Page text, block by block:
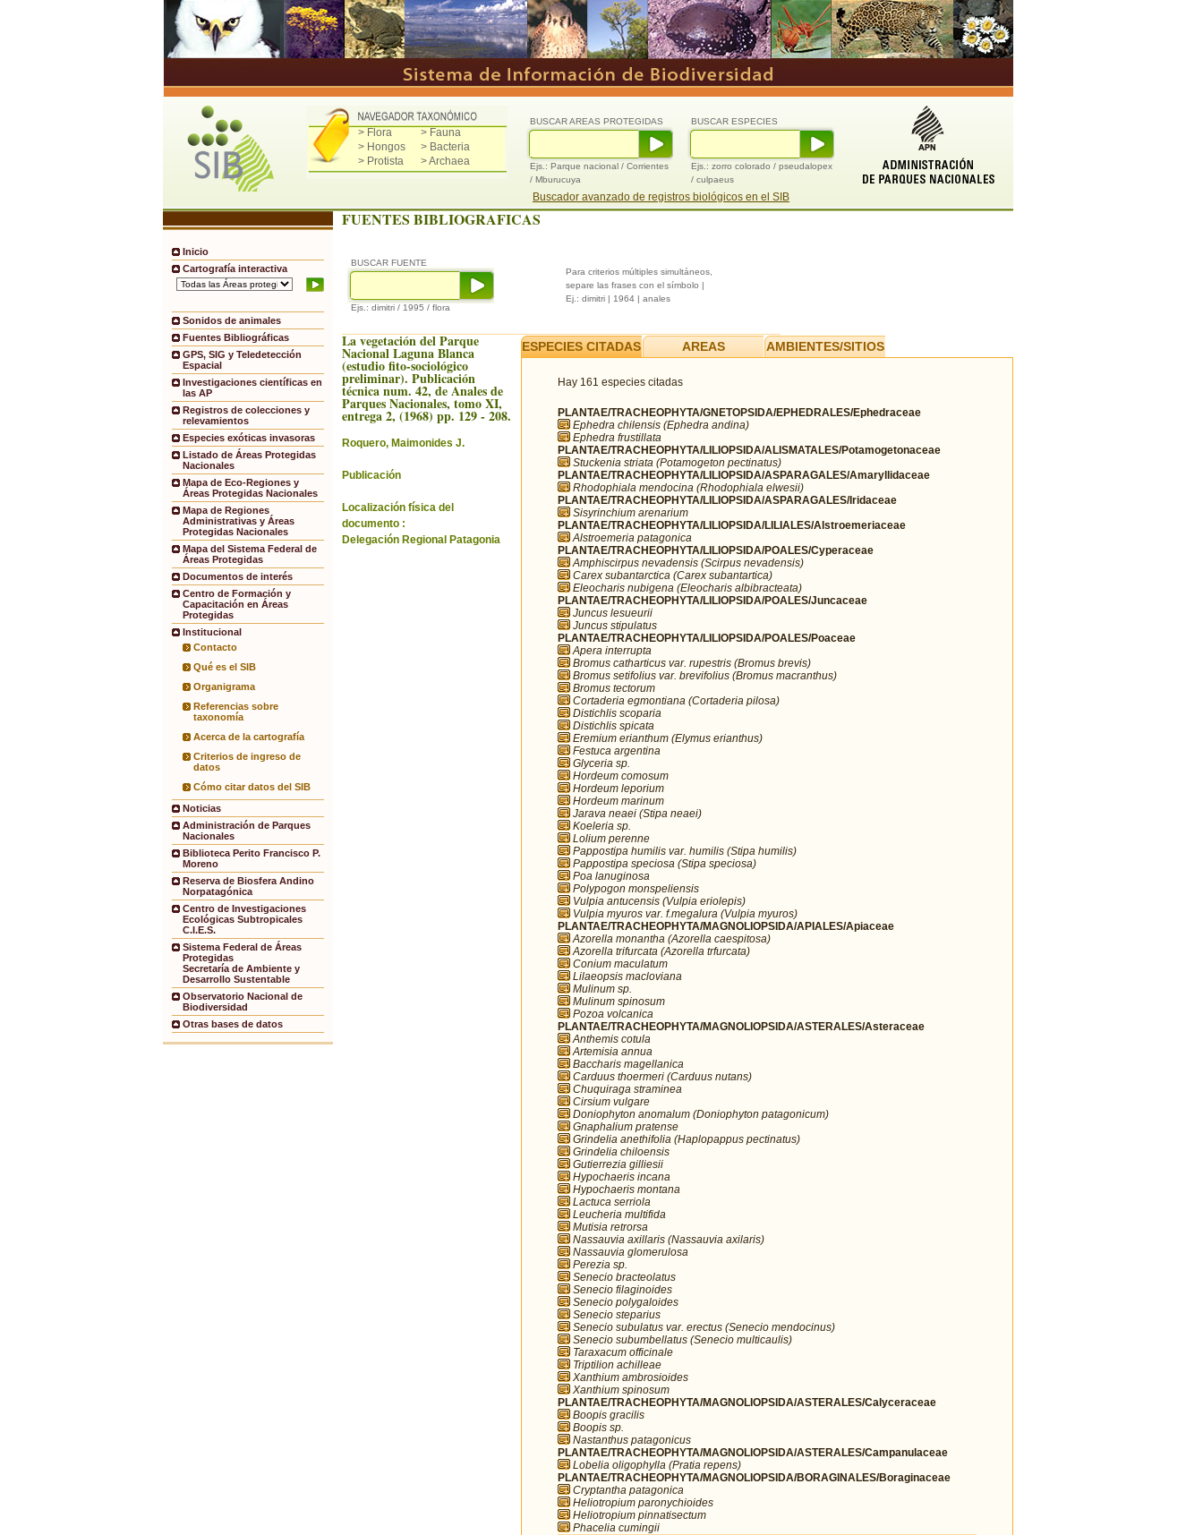
> Flora
> Fauna
> Hongos
> Bacteria
> Protista
> Archaea
BUSCAR ESPECIES
Ejs.: zorro colorado / pseudalopex
/ culpaeus
BUSCAR AREAS PROTEGIDAS
Ejs.: Parque nacional / Corrientes
/ Mburucuya
Buscador avanzado de registros biológicos en el SIB
Inicio
Cartografía interactiva
Sonidos de animales
Fuentes Bibliográficas
GPS, SIG y Teledetección
Espacial
Investigaciones científicas en
las AP
Registros de colecciones y
relevamientos
Especies exóticas invasoras
Listado de Áreas Protegidas
Nacionales
Mapa de Eco-Regiones y
Áreas Protegidas Nacionales
Mapa de Regiones
Administrativas y Áreas
Protegidas Nacionales
Mapa del Sistema Federal de
Áreas Protegidas
Documentos de interés
Centro de Formación y
Capacitación en Áreas
Protegidas
Institucional
Contacto
Qué es el SIB
Organigrama
Referencias sobre
taxonomía
Acerca de la cartografía
Criterios de ingreso de
datos
Cómo citar datos del SIB
Noticias
Administración de Parques
Nacionales
Biblioteca Perito Francisco P.
Moreno
Reserva de Biosfera Andino
Norpatagónica
Centro de Investigaciones
Ecológicas Subtropicales
C.I.E.S.
Sistema Federal de Áreas
Protegidas
Secretaría de Ambiente y
Desarrollo Sustentable
Observatorio Nacional de
Biodiversidad
Otras bases de datos
FUENTES BIBLIOGRAFICAS
BUSCAR FUENTE
Ejs.: dimitri / 1995 / flora
Para criterios múltiples simultáneos,
separe las frases con el símbolo |
Ej.: dimitri | 1964 | anales
La vegetación del Parque
Nacional Laguna Blanca
(estudio fito-sociológico
preliminar). Publicación
técnica num. 42, de Anales de
Parques Nacionales, tomo XI,
entrega 2, (1968) pp. 129 - 208.
Roquero, Maimonides J.
Publicación
Localización física del
documento :
Delegación Regional Patagonia
ESPECIES CITADAS AREAS AMBIENTES/SITIOS
Hay 161 especies citadas
PLANTAE/TRACHEOPHYTA/GNETOPSIDA/EPHEDRALES/Ephedraceae
Ephedra chilensis (Ephedra andina)
Ephedra frustillata
PLANTAE/TRACHEOPHYTA/LILIOPSIDA/ALISMATALES/Potamogetonaceae
Stuckenia striata (Potamogeton pectinatus)
PLANTAE/TRACHEOPHYTA/LILIOPSIDA/ASPARAGALES/Amaryllidaceae
Rhodophiala mendocina (Rhodophiala elwesii)
PLANTAE/TRACHEOPHYTA/LILIOPSIDA/ASPARAGALES/Iridaceae
Sisyrinchium arenarium
PLANTAE/TRACHEOPHYTA/LILIOPSIDA/LILIALES/Alstroemeriaceae
Alstroemeria patagonica
PLANTAE/TRACHEOPHYTA/LILIOPSIDA/POALES/Cyperaceae
Amphiscirpus nevadensis (Scirpus nevadensis)
Carex subantarctica (Carex subantartica)
Eleocharis nubigena (Eleocharis albibracteata)
PLANTAE/TRACHEOPHYTA/LILIOPSIDA/POALES/Juncaceae
Juncus lesueurii
Juncus stipulatus
PLANTAE/TRACHEOPHYTA/LILIOPSIDA/POALES/Poaceae
Apera interrupta
Bromus catharticus var. rupestris (Bromus brevis)
Bromus setifolius var. brevifolius (Bromus macranthus)
Bromus tectorum
Cortaderia egmontiana (Cortaderia pilosa)
Distichlis scoparia
Distichlis spicata
Eremium erianthum (Elymus erianthus)
Festuca argentina
Glyceria sp.
Hordeum comosum
Hordeum leporium
Hordeum marinum
Jarava neaei (Stipa neaei)
Koeleria sp.
Lolium perenne
Pappostipa humilis var. humilis (Stipa humilis)
Pappostipa speciosa (Stipa speciosa)
Poa lanuginosa
Polypogon monspeliensis
Vulpia antucensis (Vulpia eriolepis)
Vulpia myuros var. f.megalura (Vulpia myuros)
PLANTAE/TRACHEOPHYTA/MAGNOLIOPSIDA/APIALES/Apiaceae
Azorella monantha (Azorella caespitosa)
Azorella trifurcata (Azorella trfurcata)
Conium maculatum
Lilaeopsis macloviana
Mulinum sp.
Mulinum spinosum
Pozoa volcanica
PLANTAE/TRACHEOPHYTA/MAGNOLIOPSIDA/ASTERALES/Asteraceae
Anthemis cotula
Artemisia annua
Baccharis magellanica
Carduus thoermeri (Carduus nutans)
Chuquiraga straminea
Cirsium vulgare
Doniophyton anomalum (Doniophyton patagonicum)
Gnaphalium pratense
Grindelia anethifolia (Haplopappus pectinatus)
Grindelia chiloensis
Gutierrezia gilliesii
Hypochaeris incana
Hypochaeris montana
Lactuca serriola
Leucheria multifida
Mutisia retrorsa
Nassauvia axillaris (Nassauvia axilaris)
Nassauvia glomerulosa
Perezia sp.
Senecio bracteolatus
Senecio filaginoides
Senecio polygaloides
Senecio steparius
Senecio subulatus var. erectus (Senecio mendocinus)
Senecio subumbellatus (Senecio multicaulis)
Taraxacum officinale
Triptilion achilleae
Xanthium ambrosioides
Xanthium spinosum
PLANTAE/TRACHEOPHYTA/MAGNOLIOPSIDA/ASTERALES/Calyceraceae
Boopis gracilis
Boopis sp.
Nastanthus patagonicus
PLANTAE/TRACHEOPHYTA/MAGNOLIOPSIDA/ASTERALES/Campanulaceae
Lobelia oligophylla (Pratia repens)
PLANTAE/TRACHEOPHYTA/MAGNOLIOPSIDA/BORAGINALES/Boraginaceae
Cryptantha patagonica
Heliotropium paronychioides
Heliotropium pinnatisectum
Phacelia cumingii